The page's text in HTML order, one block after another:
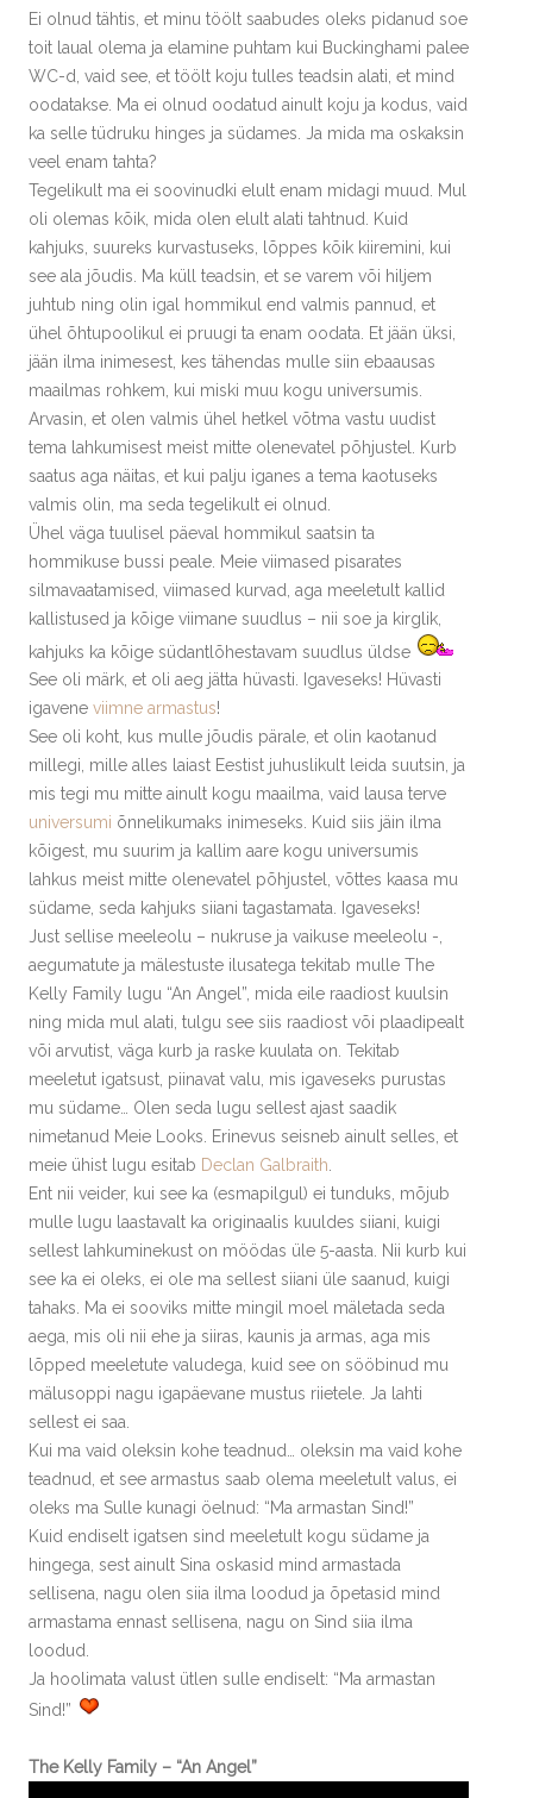
Ei olnud tähtis, et minu töölt saabudes oleks pidanud soe
toit laual olema ja elamine puhtam kui Buckinghami palee
WC-d, vaid see, et töölt koju tulles teadsin alati, et mind
oodatakse. Ma ei olnud oodatud ainult koju ja kodus, vaid
ka selle tüdruku hinges ja südames. Ja mida ma oskaksin
veel enam tahta?
Tegelikult ma ei soovinudki elult enam midagi muud. Mul
oli olemas kõik, mida olen elult alati tahtnud. Kuid
kahjuks, suureks kurvastuseks, lõppes kõik kiiremini, kui
see ala jõudis. Ma küll teadsin, et se varem või hiljem
juhtub ning olin igal hommikul end valmis pannud, et
ühel õhtupoolikul ei pruugi ta enam oodata. Et jään üksi,
jään ilma inimesest, kes tähendas mulle siin ebaausas
maailmas rohkem, kui miski muu kogu universumis.
Arvasin, et olen valmis ühel hetkel võtma vastu uudist
tema lahkumisest meist mitte olenevatel põhjustel. Kurb
saatus aga näitas, et kui palju iganes a tema kaotuseks
valmis olin, ma seda tegelikult ei olnud.
Ühel väga tuulisel päeval hommikul saatsin ta
hommikuse bussi peale. Meie viimased pisarates
silmavaatamised, viimased kurvad, aga meeletult kallid
kallistused ja kõige viimane suudlus – nii soe ja kirglik,
kahjuks ka kõige südantlõhestavam suudlus üldse
See oli märk, et oli aeg jätta hüvasti. Igaveseks! Hüvasti
igavene viimne armastus!
See oli koht, kus mulle jõudis pärale, et olin kaotanud
millegi, mille alles laiast Eestist juhuslikult leida suutsin, ja
mis tegi mu mitte ainult kogu maailma, vaid lausa terve
universumi õnnelikumaks inimeseks. Kuid siis jäin ilma
kõigest, mu suurim ja kallim aare kogu universumis
lahkus meist mitte olenevatel põhjustel, võttes kaasa mu
südame, seda kahjuks siiani tagastamata. Igaveseks!
Just sellise meeleolu – nukruse ja vaikuse meeleolu -,
aegumatute ja mälestuste ilusatega tekitab mulle The
Kelly Family lugu “An Angel”, mida eile raadiost kuulsin
ning mida mul alati, tulgu see siis raadiost või plaadipealt
või arvutist, väga kurb ja raske kuulata on. Tekitab
meeletut igatsust, piinavat valu, mis igaveseks purustas
mu südame… Olen seda lugu sellest ajast saadik
nimetanud Meie Looks. Erinevus seisneb ainult selles, et
meie ühist lugu esitab Declan Galbraith.
Ent nii veider, kui see ka (esmapilgul) ei tunduks, mõjub
mulle lugu laastavalt ka originaalis kuuldes siiani, kuigi
sellest lahkuminekust on möödas üle 5-aasta. Nii kurb kui
see ka ei oleks, ei ole ma sellest siiani üle saanud, kuigi
tahaks. Ma ei sooviks mitte mingil moel mäletada seda
aega, mis oli nii ehe ja siiras, kaunis ja armas, aga mis
lõpped meeletute valudega, kuid see on sööbinud mu
mälusoppi nagu igapäevane mustus riietele. Ja lahti
sellest ei saa.
Kui ma vaid oleksin kohe teadnud… oleksin ma vaid kohe
teadnud, et see armastus saab olema meeletult valus, ei
oleks ma Sulle kunagi öelnud: “Ma armastan Sind!”
Kuid endiselt igatsen sind meeletult kogu südame ja
hingega, sest ainult Sina oskasid mind armastada
sellisena, nagu olen siia ilma loodud ja õpetasid mind
armastama ennast sellisena, nagu on Sind siia ilma
loodud.
Ja hoolimata valust ütlen sulle endiselt: “Ma armastan
Sind!”
The Kelly Family – “An Angel”